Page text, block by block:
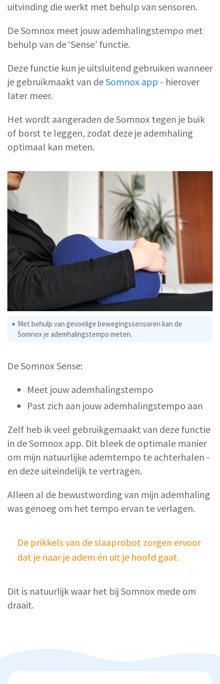
uitvinding die werkt met behulp van sensoren.
De Somnox meet jouw ademhalingstempo met
behulp van de ‘Sense’ functie.
Deze functie kun je uitsluitend gebruiken wanneer
je gebruikmaakt van deSomnox app - hierover
later meer.
Het wordt aangeraden de Somnox tegen je buik
of borst te leggen, zodat deze je ademhaling
optimaal kan meten.
Met behulp van gevoelige bewegingssensoren kan de
Somnox je ademhalingstempo meten.
De Somnox Sense:
Meet jouw ademhalingstempo
Past zich aan jouw ademhalingstempo aan
Zelf heb ik veel gebruikgemaakt van deze functie
in de Somnox app. Dit bleek de optimale manier
om mijn natuurlijke ademtempo te achterhalen -
en deze uiteindelijk te vertragen.
Alleen al de bewustwording van mijn ademhaling
was genoeg om het tempo ervan te verlagen.
De prikkels van de slaaprobot zorgen ervoor
dat je naar je adem én uit je hoofd gaat.
Dit is natuurlijk waar het bij Somnox mede om
draait.